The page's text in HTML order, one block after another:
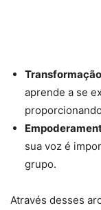
aprende a se
sua voz é
grupo.
Através desses